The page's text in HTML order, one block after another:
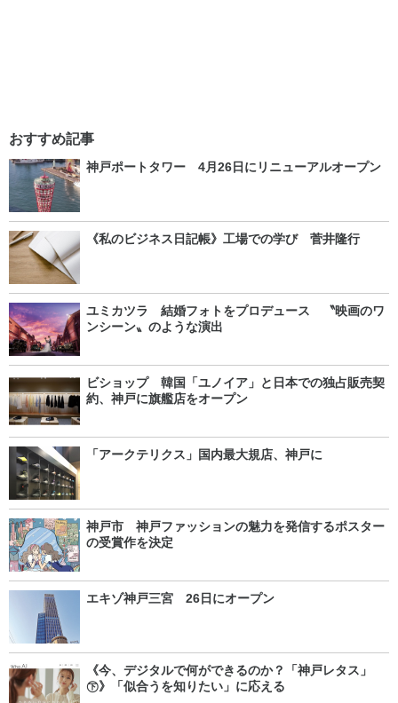
おすすめ記事
神戸ポートタワー 4月26日にリニューアルオープン
《私のビジネス日記帳》工場での学び 菅井隆行
ユミカツラ 結婚フォトをプロデュース 〝映画のワ
ンシーン〟のような演出
ビショップ 韓国「ユノイア」と日本での独占販売契
約、神戸に旗艦店をオープン
「アークテリクス」国内最大規店、神戸に
神戸市 神戸ファッションの魅力を発信するポスター
の受賞作を決定
エキゾ神戸三宮 26日にオープン
《今、デジタルで何ができるのか？「神戸レタス」
㊦》「似合うを知りたい」に応える